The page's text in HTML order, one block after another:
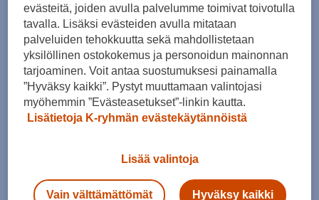
S
Kokotaulukko
Tarkista saatavuus ja tilaa myymälästä
evästeitä, joiden avulla palvelumme toimivat toivotulla
tavalla. Lisäksi evästeiden avulla mitataan
palveluiden tehokkuutta sekä mahdollistetaan
yksilöllinen ostokokemus ja personoidun mainonnan
tarjoaminen. Voit antaa suostumuksesi painamalla
”Hyväksy kaikki”. Pystyt muuttamaan valintojasi
myöhemmin ”Evästeasetukset”-linkin kautta.
Lisätietoja K-ryhmän evästekäytännöistä
Lisää valintoja
Vain välttämättömät Hyväksy kaikki